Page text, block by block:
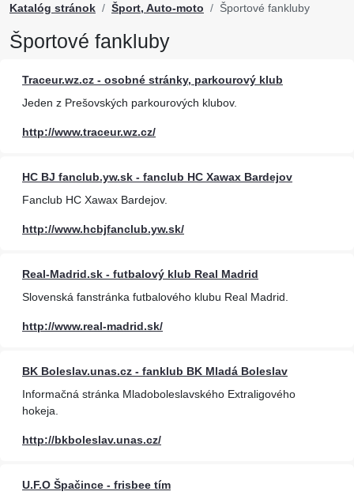
Katalóg stránok Šport, Auto-moto Športové fankluby
Športové fankluby
Traceur.wz.cz - osobné stránky, parkourový klub
Jeden z Prešovských parkourových klubov.
http://www.traceur.wz.cz/
HC BJ fanclub.yw.sk - fanclub HC Xawax Bardejov
Fanclub HC Xawax Bardejov.
http://www.hcbjfanclub.yw.sk/
Real-Madrid.sk - futbalový klub Real Madrid
Slovenská fanstránka futbalového klubu Real Madrid.
http://www.real-madrid.sk/
BK Boleslav.unas.cz - fanklub BK Mladá Boleslav
Informačná stránka Mladoboleslavského Extraligového
hokeja.
http://bkboleslav.unas.cz/
U.F.O Špačince - frisbee tím